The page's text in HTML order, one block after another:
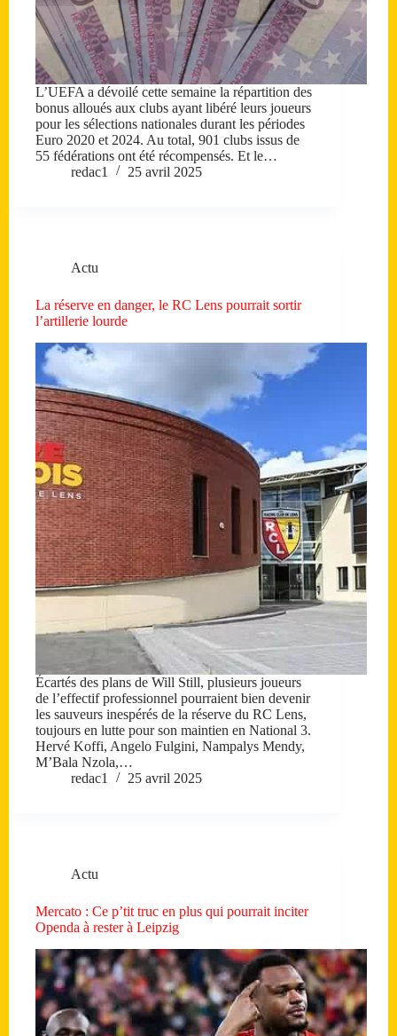
L’UEFA a dévoilé cette semaine la répartition des
bonus alloués aux clubs ayant libéré leurs joueurs
pour les sélections nationales durant les périodes
Euro 2020 et 2024. Au total, 901 clubs issus de
55 fédérations ont été récompensés. Et le…
redac1
25 avril 2025
Actu
La réserve en danger, le RC Lens pourrait sortir
l’artillerie lourde
Écartés des plans de Will Still, plusieurs joueurs
de l’effectif professionnel pourraient bien devenir
les sauveurs inespérés de la réserve du RC Lens,
toujours en lutte pour son maintien en National 3.
Hervé Koffi, Angelo Fulgini, Nampalys Mendy,
M’Bala Nzola,…
redac1
25 avril 2025
Actu
Mercato : Ce p’tit truc en plus qui pourrait inciter
Openda à rester à Leipzig